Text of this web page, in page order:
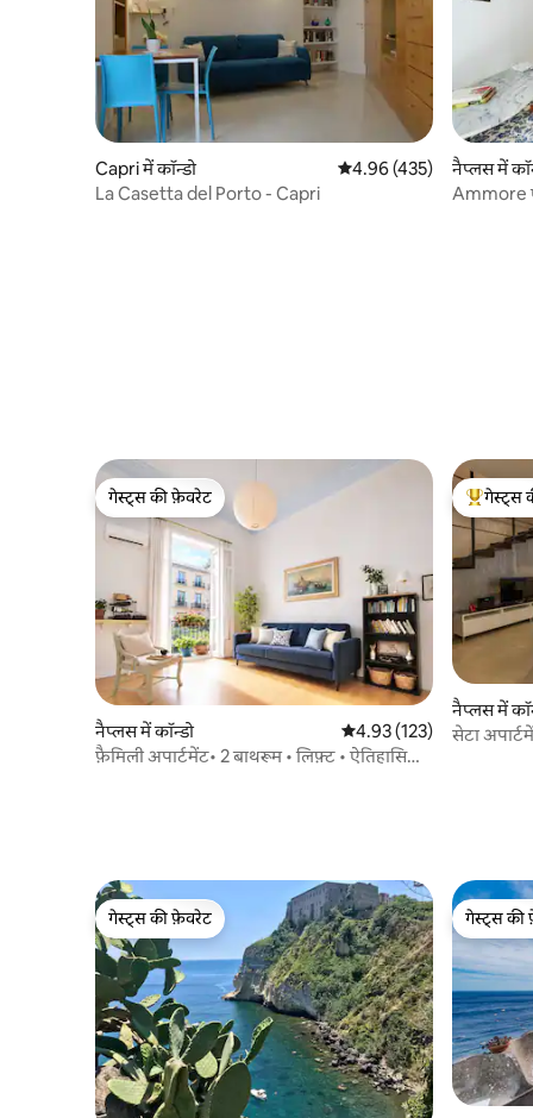
Capri में कॉन्डो औसत रेटिंग 5 में से 4.96, 435
4.96 (435)
La Casetta del Porto - Capri
नैप्लस में
Ammore
गेस्ट्स की फ़ेवरेट
गेस्ट्स की फ़ेवरेट
नैप्लस में कॉन्डो औसत रेटिंग 5 में से 4.93, 123
4.93 (123)
फ़ैमिली अपार्टमेंट• 2 बाथरूम • लिफ़्ट • ऐतिहासिक
गेस्ट्स का
गेस्ट्स
नैप्लस में
सेटा
गेस्ट्स की फ़ेवरेट
गेस्ट्स की फ़ेवरेट
गेस्ट्स की
गेस्ट्स की